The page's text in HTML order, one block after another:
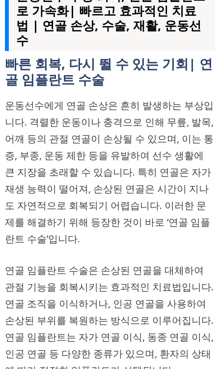
로 가속화| 빠르고 효과적인 치료
법 | 연골 손상, 수술, 재활, 운동선
수
빠른 회복, 다시 뛸 수 있는 기회| 연
골 임플란트 수술
운동선수에게 연골 손상은 흔히 발생하는 부상입
니다. 격렬한 운동이나 충격으로 인해 무릎, 발목,
어깨 등의 관절 연골이 손상될 수 있으며, 이는 통
증, 부종, 운동 제한 등을 유발하여 선수 생활에
큰 지장을 초래할 수 있습니다. 특히 연골은 자가
재생 능력이 떨어져, 손상된 연골은 시간이 지나
도 자연적으로 회복되기 어렵습니다. 이러한 문
제를 해결하기 위해 등장한 것이 바로 ‘연골 임플
란트 수술’입니다.
연골 임플란트 수술은 손상된 연골을 대체하여
관절 기능을 회복시키는 효과적인 치료법입니다.
연골 조직을 이식하거나, 인공 연골을 사용하여
손상된 부위를 복원하는 방식으로 이루어집니다.
연골 임플란트는 자가 연골 이식, 동종 연골 이식,
인공 연골 등 다양한 종류가 있으며, 환자의 상태